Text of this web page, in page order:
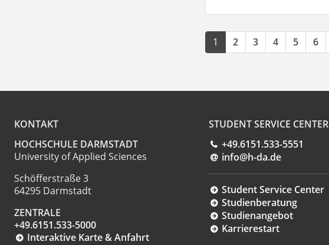
1 2 3 4 5 6
KONTAKT
HOCHSCHULE DARMSTADT
University of Applied Sciences
Schöfferstraße 3
64295 Darmstadt
ZENTRALE
+49.6151.533-5000
Interaktive Karte & Anfahrt
STUDENT SERVICE CENTER
+49.6151.533-5551
info@h-da.de
Student Service Center
Studienberatung
Studienangebot
Karrierestart